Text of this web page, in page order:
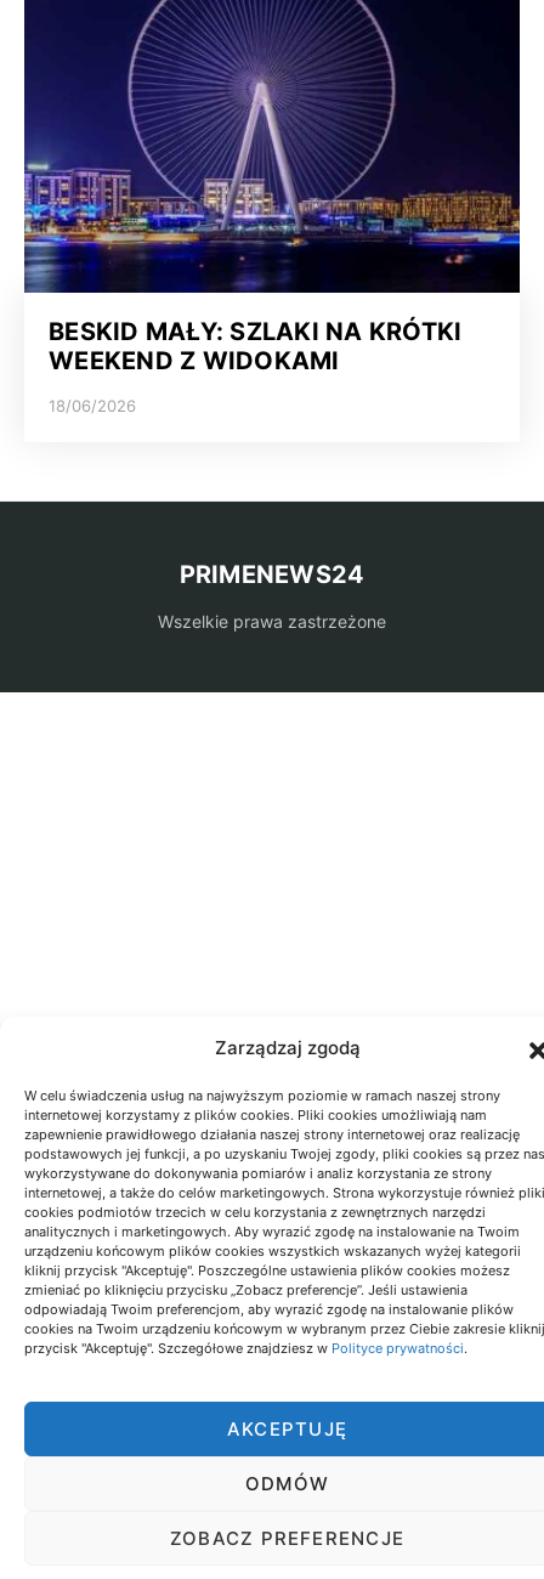
Zarządzaj zgodą
W celu świadczenia usług na najwyższym poziomie w ramach naszej strony
internetowej korzystamy z plików cookies. Pliki cookies umożliwiają nam
zapewnienie prawidłowego działania naszej strony internetowej oraz realizację
podstawowych jej funkcji, a po uzyskaniu Twojej zgody, pliki cookies są przez nas
wykorzystywane do dokonywania pomiarów i analiz korzystania ze strony
internetowej, a także do celów marketingowych. Strona wykorzystuje również pliki
cookies podmiotów trzecich w celu korzystania z zewnętrznych narzędzi
analitycznych i marketingowych. Aby wyrazić zgodę na instalowanie na Twoim
urządzeniu końcowym plików cookies wszystkich wskazanych wyżej kategorii
kliknij przycisk "Akceptuję". Poszczególne ustawienia plików cookies możesz
zmieniać po kliknięciu przycisku „Zobacz preferencje”. Jeśli ustawienia
odpowiadają Twoim preferencjom, aby wyrazić zgodę na instalowanie plików
cookies na Twoim urządzeniu końcowym w wybranym przez Ciebie zakresie kliknij
przycisk "Akceptuję". Szczegółowe znajdziesz w Polityce prywatności.
AKCEPTUJĘ
ODMÓW
ZOBACZ PREFERENCJE
BESKID MAŁY: SZLAKI NA KRÓTKI
WEEKEND Z WIDOKAMI
18/06/2026
PRIMENEWS24
Wszelkie prawa zastrzeżone